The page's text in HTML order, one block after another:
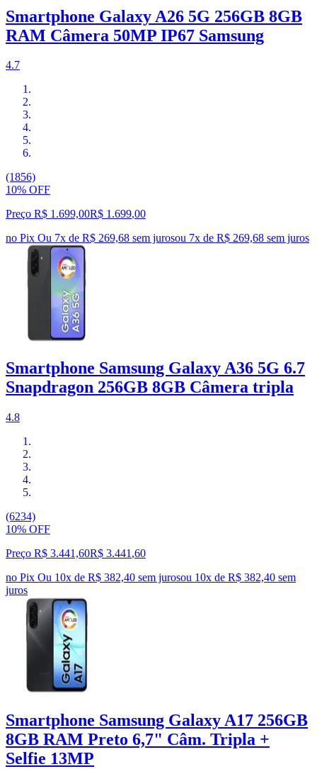
Smartphone Galaxy A26 5G 256GB 8GB
RAM Câmera 50MP IP67 Samsung
4.7
(1856)
10% OFF
Preço R$ 1.699,00R$ 1.699,00
no Pix Ou 7x de R$ 269,68 sem jurosou 7x de R$ 269,68 sem juros
Smartphone Samsung Galaxy A36 5G 6.7
Snapdragon 256GB 8GB Câmera tripla
4.8
(6234)
10% OFF
Preço R$ 3.441,60R$ 3.441 ,60
no Pix Ou 10x de R$ 382,40 sem jurosou 10x de R$ 382,40 sem
juros
Smartphone Samsung Galaxy A17 256GB
8GB RAM Preto 6,7" Câm. Tripla +
Selfie 13MP